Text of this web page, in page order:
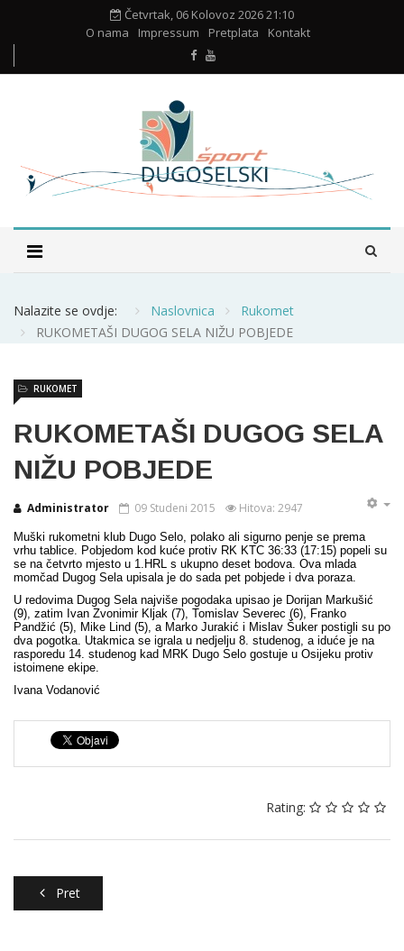
Četvrtak, 06 Kolovoz 2026 21:10
O nama
Impressum Pretplata Kontakt
Nalazite se ovdje: Naslovnica
Rukomet
RUKOMETAŠI DUGOG SELA NIŽU POBJEDE
RUKOMETAŠI DUGOG SELA
NIŽU POBJEDE
Administrator
RUKOMET
09 Studeni 2015 Hitova: 2947
Muški rukometni klub Dugo Selo, polako ali sigurno penje se prema
vrhu tablice. Pobjedom kod kuće protiv RK KTC 36:33 (17:15) popeli su
se na četvrto mjesto u 1.HRL s ukupno deset bodova. Ova mlada
momčad Dugog Sela upisala je do sada pet pobjede i dva poraza.
U redovima Dugog Sela najviše pogodaka upisao je Dorijan Markušić
(9), zatim Ivan Zvonimir Kljak (7), Tomislav Severec (6), Franko
Pandžić (5), Mike Lind (5), a Marko Jurakić i Mislav Šuker postigli su po
dva pogotka. Utakmica se igrala u nedjelju 8. studenog, a iduće je na
rasporedu 14. studenog kad MRK Dugo Selo gostuje u Osijeku protiv
istoimene ekipe.
Ivana Vodanović
Rating:
Pret